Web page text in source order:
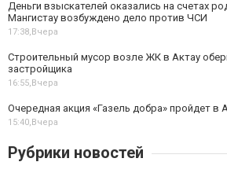
Деньги взыскателей оказались на счетах
Мангистау возбуждено дело против ЧСИ
17:38,Вчера
Строительный мусор возле ЖК в Актау
застройщика
16:55,Вчера
Очередная акция «Газель добра» пройдет в
15:40,Вчера
Рубрики новостей